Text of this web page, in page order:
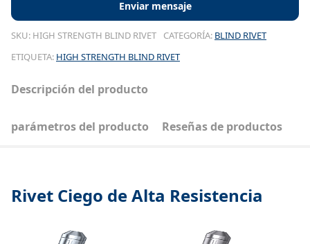
SKU: HIGH STRENGTH BLIND RIVET CATEGORÍA: BLIND RIVET
ETIQUETA: HIGH STRENGTH BLIND RIVET
Descripción del producto
parámetros del producto Reseñas de productos
Rivet Ciego de Alta Resistencia